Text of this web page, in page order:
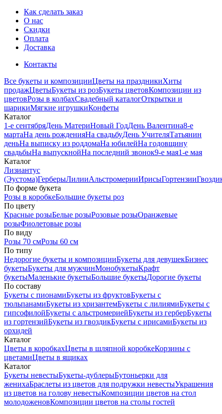
Как сделать заказ
О нас
Скидки
Оплата
Доставка
Контакты
Все букеты и композицииЦветы на праздникиХиты
продажЦветыБукеты из розБукеты цветовКомпозиции из
цветовРозы в колбахСвадебный каталогОткрытки и
шарикиМягкие игрушкиКонфеты
Каталог
1-е сентябряДень МатериНовый ГодДень Валентина8-е
мартаНа день рожденияНа свадьбуДень УчителяТатьянин
деньНа выписку из роддомаНа юбилейНа годовщину
свадьбыНа выпускнойНа последний звонок9-е мая1-е мая
Каталог
Лизиантус
(Эустома)ГерберыЛилииАльстромерииИрисыГортензии
По форме букета
Розы в коробкеБольшие букеты роз
По цвету
Красные розыБелые розыРозовые розыОранжевые
розыФиолетовые розы
По виду
Розы 70 смРозы 60 см
По типу
Недорогие букеты и композицииБукеты для девушекБизнес
букетыБукеты для мужчинМонобукетыКрафт
букетыМаленькие букетыБольшие букетыДорогие букеты
По составу
Букеты с пионамиБукеты из фруктовБукеты с
тюльпанамиБукеты из хризантемБукеты с лилиямиБукеты с
гипсофилойБукеты с альстромериейБукеты из герберБукеты
из гортензийБукеты из гвоздикБукеты с ирисамиБукеты из
орхидей
Каталог
Цветы в коробкахЦветы в шляпной коробкеКорзины с
цветамиЦветы в ящиках
Каталог
Букеты невестыБукеты-дублерыБутоньерки для
женихаБраслеты из цветов для подружки невестыУкрашения
из цветов на голову невестыКомпозиции цветов на стол
молодоженовКомпозиции цветов на столы гостей